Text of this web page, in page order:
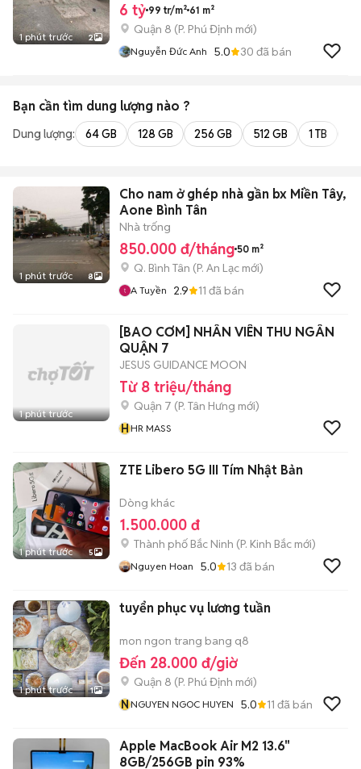
1 phút trước 2
6 tỷ 99 tr/m² 61 m²
Quận 8 (P. Phú Định mới)
Nguyễn Đức Anh 5.0 30 đã bán
Bạn cần tìm dung lượng nào ?
Dung lượng: 64 GB 128 GB 256 GB 512 GB 1 TB
1 phút trước 8
Cho nam ở ghép nhà gần bx Miền Tây,
Aone Bình Tân
Nhà trống
850.000 đ/tháng 50 m²
Q. Bình Tân (P. An Lạc mới)
A Tuyền 2.9 11 đã bán
1 phút trước
[BAO CƠM] NHÂN VIÊN THU NGÂN
QUẬN 7
JESUS GUIDANCE MOON
Từ 8 triệu/tháng
Quận 7 (P. Tân Hưng mới)
HHR MASS
1 phút trước 5
ZTE Libero 5G III Tím Nhật Bản
Dòng khác
1.500.000 đ
Thành phố Bắc Ninh (P. Kinh Bắc mới)
Nguyen Hoan 5.0 13 đã bán
1 phút trước 1
tuyển phục vụ lương tuần
mon ngon trang bang q8
Đến 28.000 đ/giờ
Quận 8 (P. Phú Định mới)
NNGUYEN NGOC HUYEN 5.0 11 đã bán
Apple MacBook Air M2 13.6"
8GB/256GB pin 93%